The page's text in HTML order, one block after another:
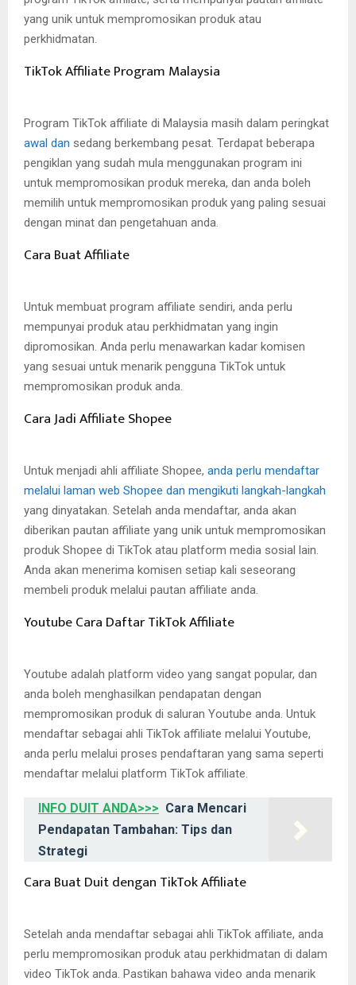
yang unik untuk mempromosikan produk atau
perkhidmatan.
TikTok Affiliate Program Malaysia
Program TikTok affiliate di Malaysia masih dalam peringkat
awal dan sedang berkembang pesat. Terdapat beberapa
pengiklan yang sudah mula menggunakan program ini
untuk mempromosikan produk mereka, dan anda boleh
memilih untuk mempromosikan produk yang paling sesuai
dengan minat dan pengetahuan anda.
Cara Buat Affiliate
Untuk membuat program affiliate sendiri, anda perlu
mempunyai produk atau perkhidmatan yang ingin
dipromosikan. Anda perlu menawarkan kadar komisen
yang sesuai untuk menarik pengguna TikTok untuk
mempromosikan produk anda.
Cara Jadi Affiliate Shopee
Untuk menjadi ahli affiliate Shopee, anda perlu mendaftar
melalui laman web Shopee dan mengikuti langkah-langkah
yang dinyatakan. Setelah anda mendaftar, anda akan
diberikan pautan affiliate yang unik untuk mempromosikan
produk Shopee di TikTok atau platform media sosial lain.
Anda akan menerima komisen setiap kali seseorang
membeli produk melalui pautan affiliate anda.
Youtube Cara Daftar TikTok Affiliate
Youtube adalah platform video yang sangat popular, dan
anda boleh menghasilkan pendapatan dengan
mempromosikan produk di saluran Youtube anda. Untuk
mendaftar sebagai ahli TikTok affiliate melalui Youtube,
anda perlu melalui proses pendaftaran yang sama seperti
mendaftar melalui platform TikTok affiliate.
INFO DUIT ANDA>>> Cara Mencari
Pendapatan Tambahan: Tips dan
Strategi
Cara Buat Duit dengan TikTok Affiliate
Setelah anda mendaftar sebagai ahli TikTok affiliate, anda
perlu mempromosikan produk atau perkhidmatan di dalam
video TikTok anda. Pastikan bahawa video anda menarik